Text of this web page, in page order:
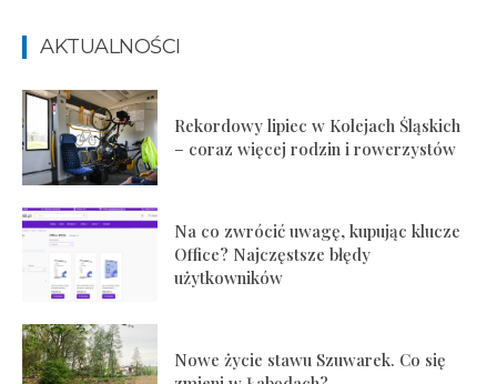
AKTUALNOŚCI
Rekordowy lipiec w Kolejach Śląskich
– coraz więcej rodzin i rowerzystów
Na co zwrócić uwagę, kupując klucze
Office? Najczęstsze błędy
użytkowników
Nowe życie stawu Szuwarek. Co się